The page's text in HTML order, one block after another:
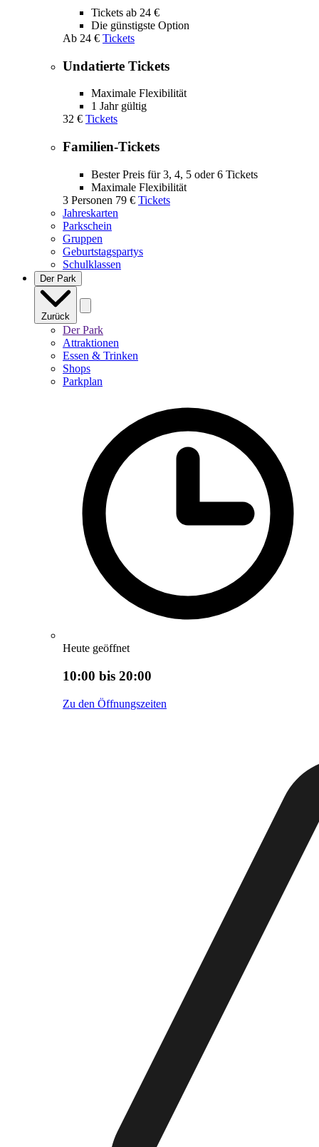
Tickets ab 24 €
Die günstigste Option
Ab 24 € Tickets
Undatierte Tickets
Maximale Flexibilität
1 Jahr gültig
32 € Tickets
Familien-Tickets
Bester Preis für 3, 4, 5 oder 6 Tickets
Maximale Flexibilität
3 Personen 79 € Tickets
Jahreskarten
Parkschein
Gruppen
Geburtstagspartys
Schulklassen
Der Park
Zurück
Der Park
Attraktionen
Essen & Trinken
Shops
Parkplan
Heute geöffnet
10:00 bis 20:00
Zu den Öffnungszeiten